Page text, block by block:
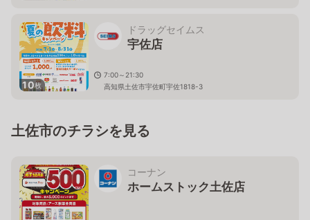
10枚
ドラッグセイムス
宇佐店
7:00～21:30
高知県土佐市宇佐町宇佐1818-3
土佐市のチラシを見る
コーナン
ホームストック土佐店